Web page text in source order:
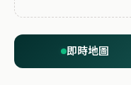
即時地圖